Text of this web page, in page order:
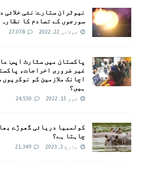
نیوٹران ستارے: نئی خلائی
سورجوں کے تصادم کا نظارہ
جولائی 22, 2022 27,078
پاکستان میں سٹارٹ اپس:
غیر ضروری اخراجات،
اچانک ملازمین کو
ہیں؟
جون 15, 2022 24,550
کولمبیا دریائی گھوڑے
چاہتا ہے؟
مارچ 3, 2023 21,349